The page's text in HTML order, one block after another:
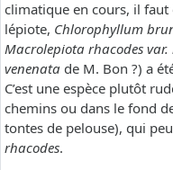
climatique en cours, il
lépiote, Chlorophyllum
Macrolepiota rhacodes var.
venenata de M. Bon ?) a
C’est une espèce plutôt
chemins ou dans le fond
tontes de pelouse), qui
rhacodes.